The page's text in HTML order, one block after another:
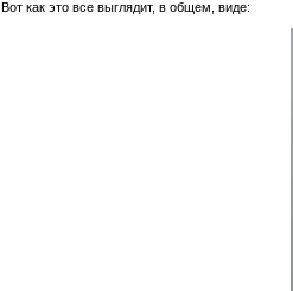
Вот как это все выглядит, в общем, виде: